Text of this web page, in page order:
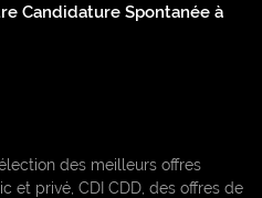
Candidature Spontanée à
des meilleurs offres
et privé, CDI CDD, des offres de